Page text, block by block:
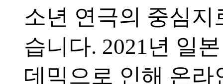
소년 연극의 중심지
습니다. 2021년 일
데믹으로 인해 온라